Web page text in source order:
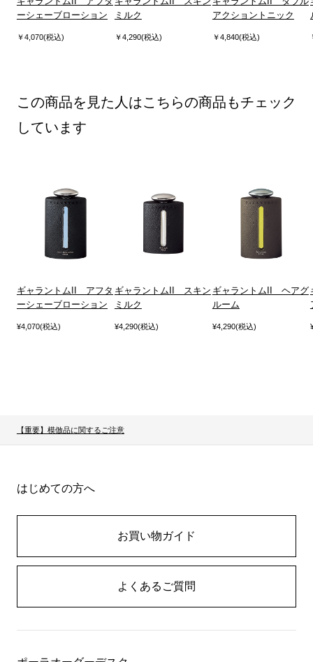
ーシェーブローション
￥4,070(税込)
ミルク
￥4,290(税込)
アクショントニック
￥4,840(税込)
この商品を見た人はこちらの商品もチェック
しています
ギャラントムII アフタ
ーシェーブローション
¥4,070(税込)
ギャラントムII スキン
ミルク
¥4,290(税込)
ギャラントムII ヘアグ
ルーム
¥4,290(税込)
【重要】模倣品に関するご注意
はじめての方へ
お買い物ガイド
よくあるご質問